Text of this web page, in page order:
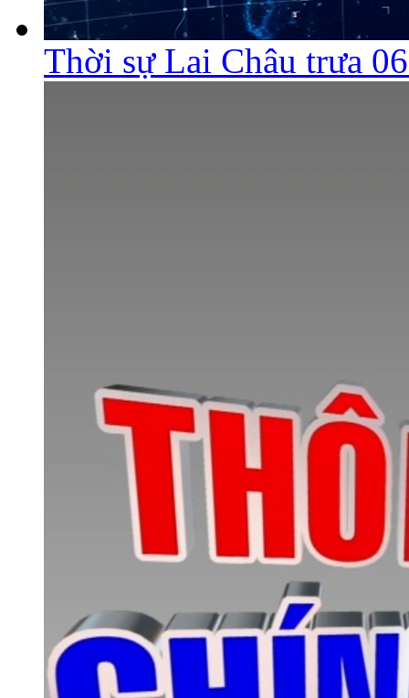
Thời sự Lai Châu trưa